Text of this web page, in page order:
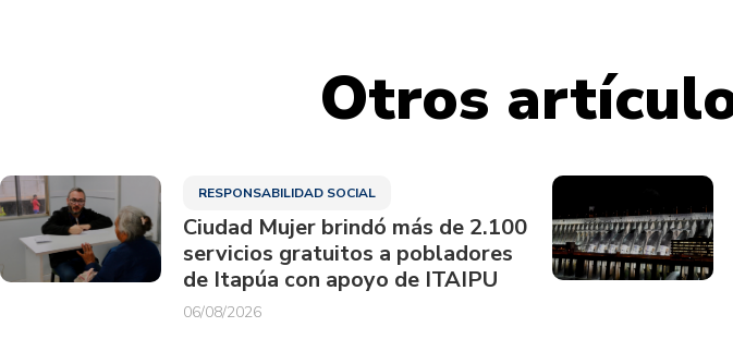
Otros
RESPONSABILIDAD SOCIAL
Ciudad Mujer brindó más de 2.100
servicios gratuitos a pobladores
de Itapúa con apoyo de ITAIPU
06/08/2026